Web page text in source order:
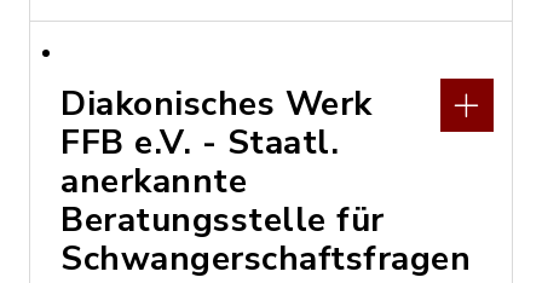
Diakonisches Werk
FFB e.V. - Staatl.
anerkannte
Beratungsstelle für
Schwangerschaftsfragen